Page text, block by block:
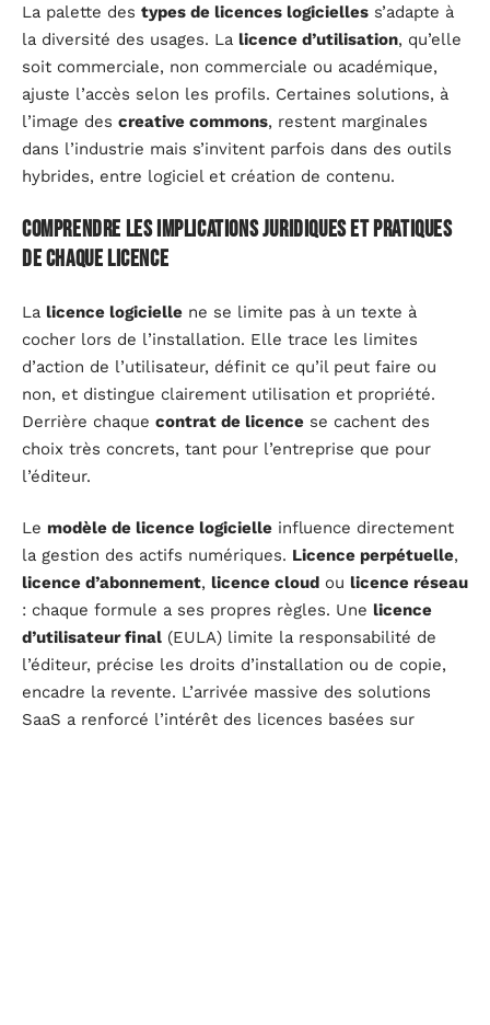
La palette des types de licences logicielles s’adapte à
la diversité des usages. La licence d’utilisation, qu’elle
soit commerciale, non commerciale ou académique,
ajuste l’accès selon les profils. Certaines solutions, à
l’image des creative commons, restent marginales
dans l’industrie mais s’invitent parfois dans des outils
hybrides, entre logiciel et création de contenu.
Comprendre les implications juridiques et pratiques
de chaque licence
La licence logicielle ne se limite pas à un texte à
cocher lors de l’installation. Elle trace les limites
d’action de l’utilisateur, définit ce qu’il peut faire ou
non, et distingue clairement utilisation et propriété.
Derrière chaque contrat de licence se cachent des
choix très concrets, tant pour l’entreprise que pour
l’éditeur.
Le modèle de licence logicielle influence directement
la gestion des actifs numériques. Licence perpétuelle,
licence d’abonnement, licence cloud ou licence réseau
: chaque formule a ses propres règles. Une licence
d’utilisateur final (EULA) limite la responsabilité de
l’éditeur, précise les droits d’installation ou de copie,
encadre la revente. L’arrivée massive des solutions
SaaS a renforcé l’intérêt des licences basées sur